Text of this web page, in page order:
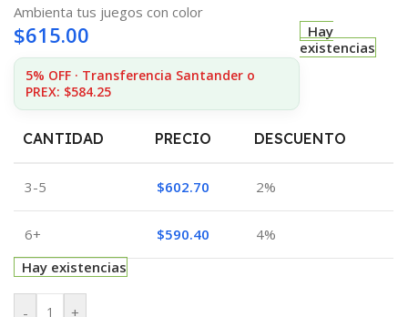
Ambienta tus juegos con color
$615.00
5% OFF · Transferencia Santander o
PREX: $584.25
Hay
existencias
CANTIDAD PRECIO DESCUENTO
3-5 $602.70 2%
6+ $590.40
4%
Hay existencias
- +